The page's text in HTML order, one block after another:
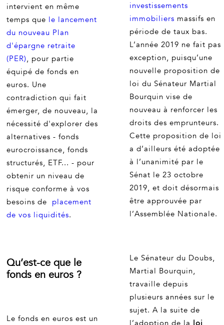
intervient en même
temps que le lancement
du nouveau Plan
d'épargne retraite
(PER), pour partie
équipé de fonds en
euros. Une
contradiction qui fait
émerger, de nouveau, la
nécessité d'explorer des
alternatives - fonds
eurocroissance, fonds
structurés, ETF... - pour
obtenir un niveau de
risque conforme à vos
besoins de placement
de vos liquidités.
Qu’est-ce que le
fonds en euros ?
Le fonds en euros est un
investissements
immobiliers massifs en
période de taux bas.
L’année 2019 ne fait pas
exception, puisqu’une
nouvelle proposition de
loi du Sénateur Martial
Bourquin vise de
nouveau à renforcer les
droits des emprunteurs.
Cette proposition de loi
a d’ailleurs été adoptée
à l’unanimité par le
Sénat le 23 octobre
2019, et doit désormais
être approuvée par
l’Assemblée Nationale.
Le Sénateur du Doubs,
Martial Bourquin,
travaille depuis
plusieurs années sur le
sujet. A la suite de
l’adoption de la loi